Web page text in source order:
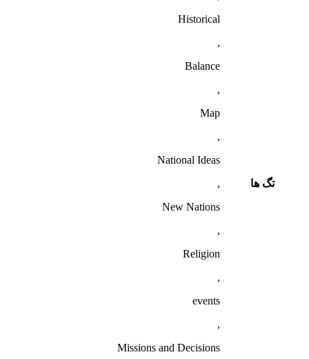
تگ ها
Historical
,
Balance
,
Map
,
National Ideas
,
New Nations
,
Religion
,
events
,
Missions and Decisions